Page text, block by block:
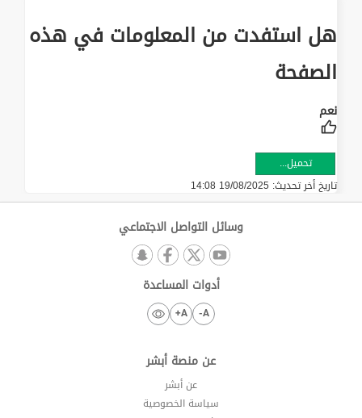
هل استفدت من المعلومات في هذه
الصفحة
تحميل...
تاريخ أخر تحديث: 19/08/2025 14:08
وسائل التواصل الاجتماعي
أدوات المساعدة
A-
A+
عن منصة أبشر
عن أبشر
سياسة الخصوصية